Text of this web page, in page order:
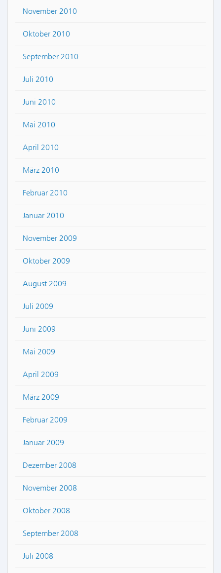
November 2010
Oktober 2010
September 2010
Juli 2010
Juni 2010
Mai 2010
April 2010
März 2010
Februar 2010
Januar 2010
November 2009
Oktober 2009
August 2009
Juli 2009
Juni 2009
Mai 2009
April 2009
März 2009
Februar 2009
Januar 2009
Dezember 2008
November 2008
Oktober 2008
September 2008
Juli 2008